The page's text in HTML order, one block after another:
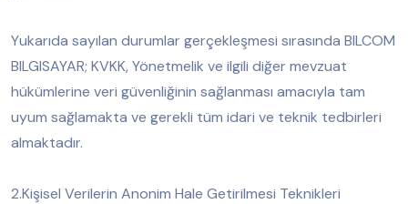
Yukarıda sayılan durumlar gerçekleşmesi sırasında BILCOM
BILGISAYAR; KVKK, Yönetmelik ve ilgili diğer mevzuat
hükümlerine veri güvenliğinin sağlanması amacıyla tam
uyum sağlamakta ve gerekli tüm idari ve teknik tedbirleri
almaktadır.
2.Kişisel Verilerin Anonim Hale Getirilmesi Teknikleri